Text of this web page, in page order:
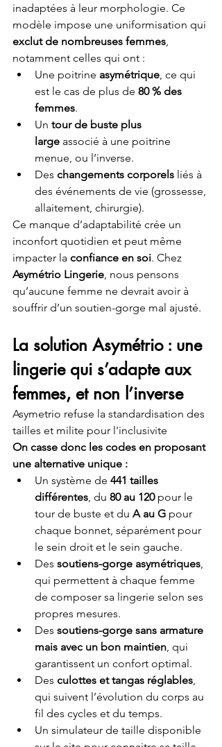
inadaptées à leur morphologie. Ce
modèle impose une uniformisation qui
exclut de nombreuses femmes
notamment celles qui ont :
Une poitrine asymétrique , ce qui
est le cas de plus de 80 % des
femmes.
Un tour de buste plus
large associé à une poitrine
menue, ou l’inverse.
Des changements corporels liés à
des événements de vie (grossesse,
allaitement, chirurgie).
Ce manque d’adaptabilité crée un
inconfort quotidien et peut même
impacter la confiance en soi. Chez
Asymétrio Lingerie , nous pensons
qu’aucune femme ne devrait avoir à
souffrir d’un soutien-gorge mal ajusté.
La solution Asymétrio : une
lingerie qui s’adapte aux
femmes, et non l’inverse
Asymetrio refuse la standardisation des
tailles et milite pour l'inclusivite
On casse donc les codes en proposant
une alternative unique :
Un système de 441 tailles
différentes , du 80 au 120 pour le
tour de buste et du A au G pour
chaque bonnet, séparément pour
le sein droit et le sein gauche.
Des soutiens-gorge asymétriques
qui permettent à chaque femme
de composer sa lingerie selon ses
propres mesures.
Des soutiens-gorge sans armature
mais avec un bon maintien , qui
garantissent un confort optimal.
Des culottes et tangas réglables
qui suivent l’évolution du corps au
fil des cycles et du temps.
Un simulateur de taille disponible